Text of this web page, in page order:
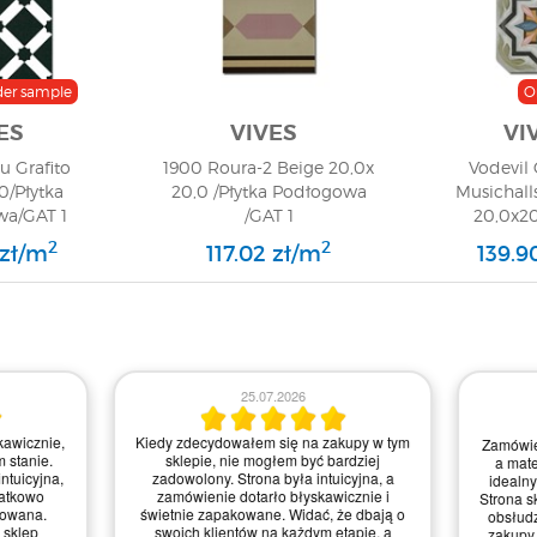
sample
Grafito
Płytka
GAT 1
m2
VIVES
1900 Roura-2 Beige 20,0x
20,0 /Płytka Podłogowa
/GAT 1
117.02 zł/m2
Vodevil
proste do zrealizowania,
Myślę, że mogliby
szybkość dostawy, ale
zadowolony z jakości
i obsługi – zasługują na
Zakupy w tym sklepie to czysta
przyjemność! Strona jest intuicyjna, a
dostawa błyskawiczna. Każdy element
dotarł w nienaruszonym stanie, świetnie
zabezpieczony. Z pewnością wrócę po